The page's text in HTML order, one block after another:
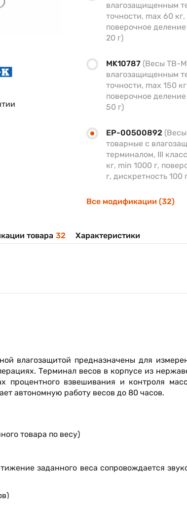
влагозащищенным
точности, max 60
поверочное
20 г)
MK10787 (Весы TB-
влагозащищенным
точности, max 150
поверочное
50 г)
EP-00500892
товарные с
терминалом, III
кг, min 1000 г,
г, дискретность 100
Все модификации (32)
товара 32 Характеристики
влагозащитой предназначены для
Терминал весов в корпусе из
процентного взвешивания и контроля
автономную работу весов до 80 часов.
товара по весу)
заданного веса сопровождается